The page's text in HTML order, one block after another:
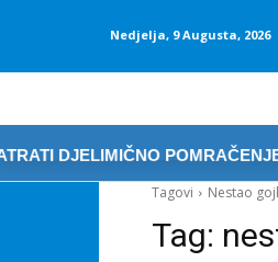
Nedjelja, 9 Augusta, 2026
DJELIMIČNO POMRAČENJE
Tagovi
Nestao
Tag: